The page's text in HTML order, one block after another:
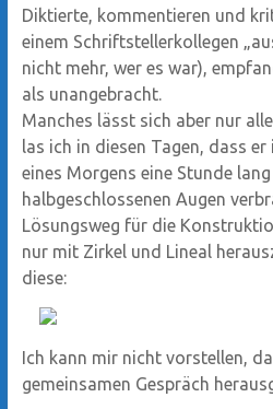
Diktierte, kommentieren und
einem Schriftstellerkollegen
nicht mehr, wer es war),
als unangebracht.
Manches lässt sich aber nur
las ich in diesen Tagen, dass
eines Morgens eine Stunde
halbgeschlossenen Augen
Lösungsweg für die
nur mit Zirkel und Lineal
diese:
Ich kann mir nicht vorstellen,
gemeinsamen Gespräch